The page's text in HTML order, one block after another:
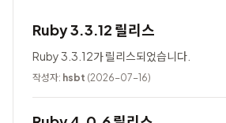
Ruby 3.3.12 릴리스
Ruby 3.3.12가 릴리스되었습니다.
작성자: hsbt (2026-07-16)